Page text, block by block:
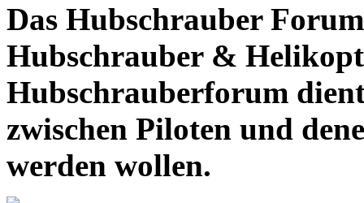
Das Hubschrauber
Hubschrauber &
Hubschrauberforum
zwischen Piloten und
werden wollen.